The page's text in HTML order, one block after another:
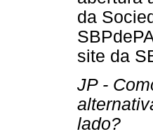
da
site da
JP -
lado?